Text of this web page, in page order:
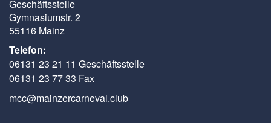
Geschäftsstelle
Gymnasiumstr. 2
55116 Mainz
Telefon:
06131 23 21 11 Geschäftsstelle
06131 23 77 33 Fax
mcc@mainzercarneval.club